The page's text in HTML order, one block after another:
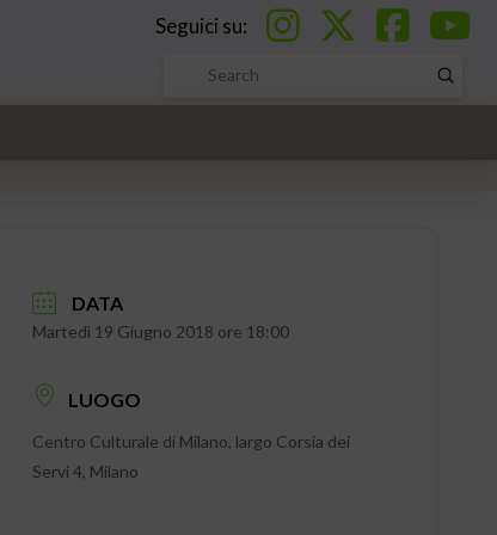
Seguici su:
Search
Submit
DATA
Martedì 19 Giugno 2018 ore 18:00
LUOGO
Centro Culturale di Milano, largo Corsia dei
Servi 4, Milano